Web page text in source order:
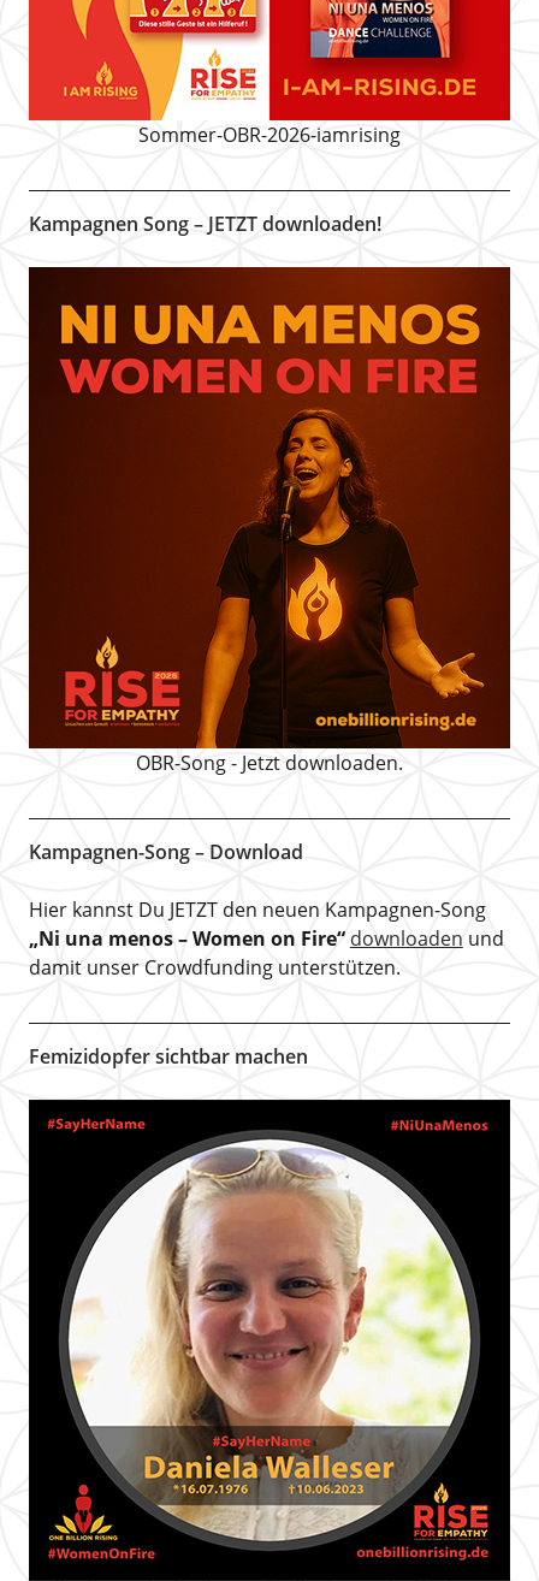
Sommer-OBR-2026-iamrising
Kampagnen Song – JETZT downloaden!
OBR-Song - Jetzt downloaden.
Kampagnen-Song – Download
Hier kannst Du JETZT den neuen Kampagnen-Song
„Ni una menos – Women on Fire“ downloaden und
damit unser Crowdfunding unterstützen.
Femizidopfer sichtbar machen